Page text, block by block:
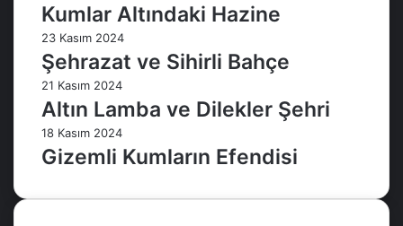
Kumlar Altındaki Hazine
23 Kasım 2024
Şehrazat ve Sihirli Bahçe
21 Kasım 2024
Altın Lamba ve Dilekler Şehri
18 Kasım 2024
Gizemli Kumların Efendisi